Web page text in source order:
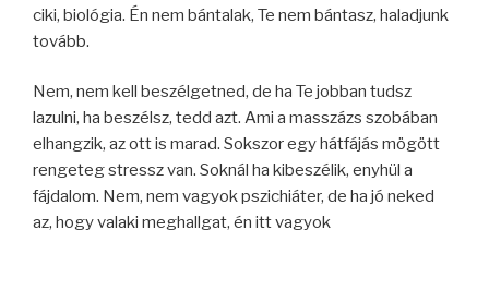
ciki, biológia. Én nem bántalak, Te nem bántasz, haladjunk
tovább.
Nem, nem kell beszélgetned, de ha Te jobban tudsz
lazulni, ha beszélsz, tedd azt. Ami a masszázs szobában
elhangzik, az ott is marad. Sokszor egy hátfájás mögött
rengeteg stressz van. Soknál ha kibeszélik, enyhül a
fájdalom. Nem, nem vagyok pszichiáter, de ha jó neked
az, hogy valaki meghallgat, én itt vagyok